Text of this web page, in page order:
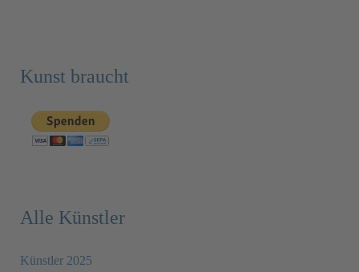
Kunst braucht
Alle Künstler
Künstler 2025